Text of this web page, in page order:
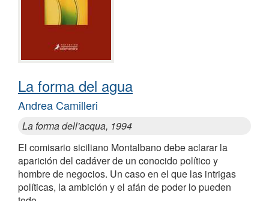
La forma del agua
Andrea Camilleri
La forma dell'acqua, 1994
El comisario siciliano Montalbano debe aclarar la
aparición del cadáver de un conocido político y
hombre de negocios. Un caso en el que las intrigas
políticas, la ambición y el afán de poder lo pueden